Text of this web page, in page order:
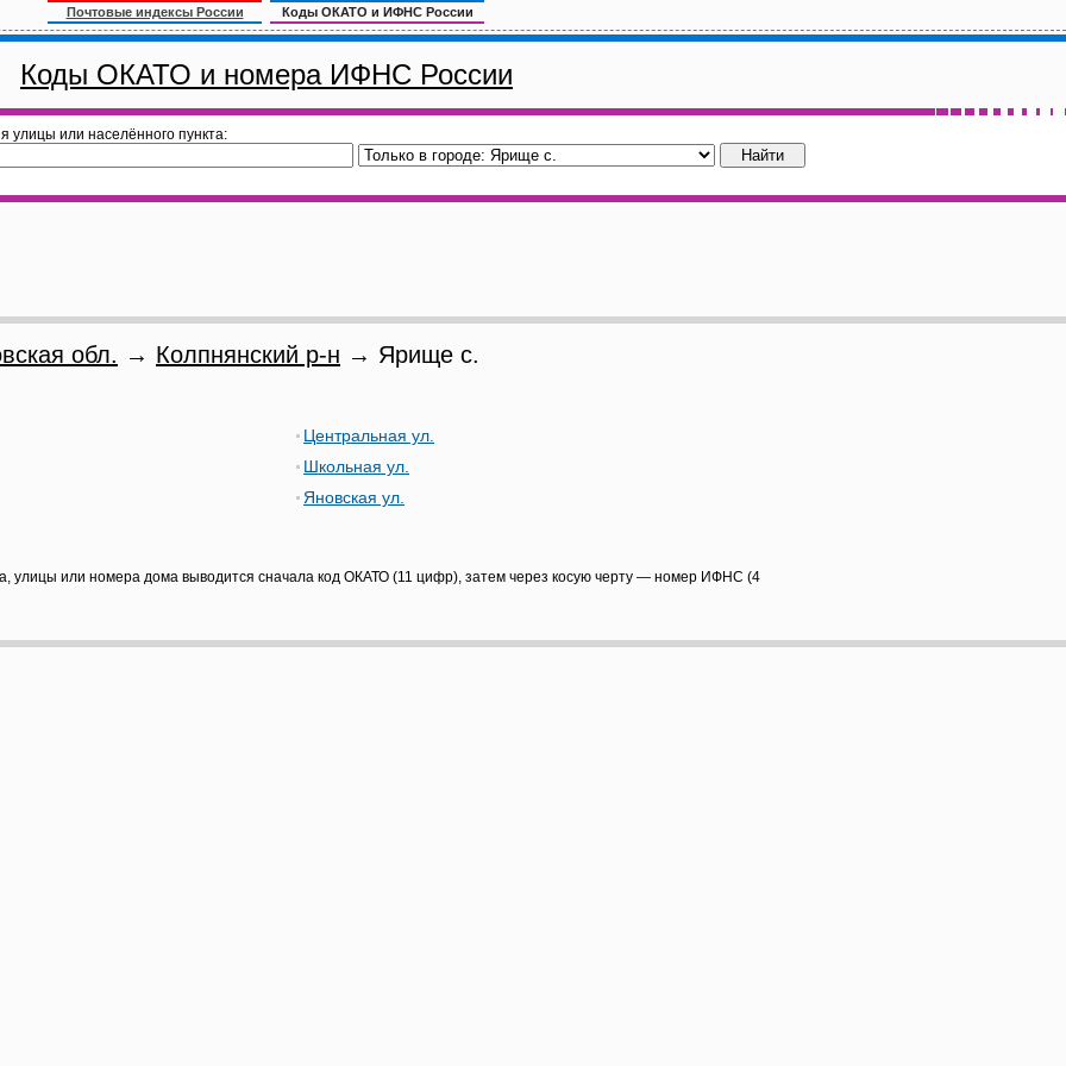
Почтовые индексы России Коды ОКАТО и ИФНС России
Коды ОКАТО и номера ИФНС России
улицы или населённого пункта:
обл. → Колпнянский р-н → Ярище с.
Центральная ул.
Школьная ул.
Яновская ул.
улицы или номера дома выводится сначала код ОКАТО (11 цифр), затем через косую черту — номер ИФНС (4